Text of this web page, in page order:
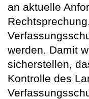
an aktuelle
werden. Damit
sicherstellen,
Kontrolle des